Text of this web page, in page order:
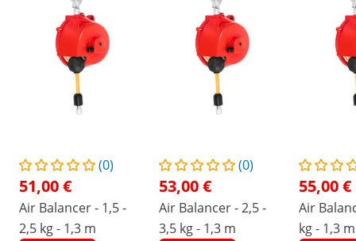
(0)
51,00 €
Air Balancer - 1,5 -
2,5 kg - 1,3 m
(0)
53,00 €
Air Balancer - 2,5 -
3,5 kg - 1,3 m
55,00 €
Air
kg - 1,3 m